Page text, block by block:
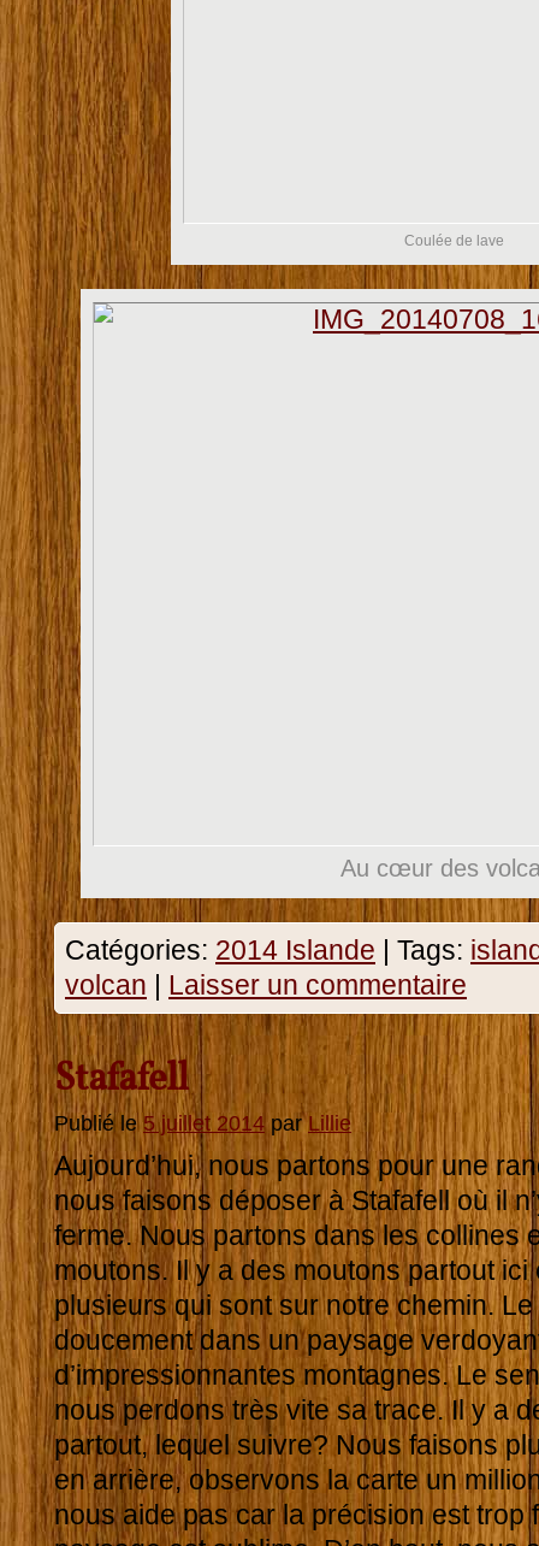
Coulée de lave
Au cœur des
Catégories: 2014 Islande | Tags:
volcan | Laisser un commentaire
Stafafell
Publié le 5 juillet 2014 par Lillie
Aujourd’hui, nous partons pour une
nous faisons déposer à Stafafell où il
ferme. Nous partons dans les collines
moutons. Il y a des moutons partout
plusieurs qui sont sur notre chemin.
doucement dans un paysage
d’impressionnantes montagnes. Le
nous perdons très vite sa trace. Il y a
partout, lequel suivre? Nous faisons
en arrière, observons la carte un
nous aide pas car la précision est trop